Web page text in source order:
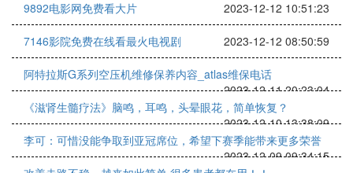
9892电影网免费看大片 2023-12-12 10:51:23
7146影院免费在线看最火电视剧 2023-12-12 08:50:59
阿特拉斯G系列空压机维修保养内容_atlas维保电话
2023-12-11 20:23:04
《滋肾生髓疗法》脑鸣，耳鸣，头晕眼花，简单恢复？
2023-12-10 13:38:09
李可：可惜没能争取到亚冠席位，希望下赛季能带来更多荣誉
2023-12-09 09:34:15